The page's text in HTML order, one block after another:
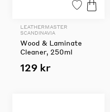
LEATHERMASTER
SCANDINAVIA
Wood & Laminate
Cleaner, 250ml
129 kr